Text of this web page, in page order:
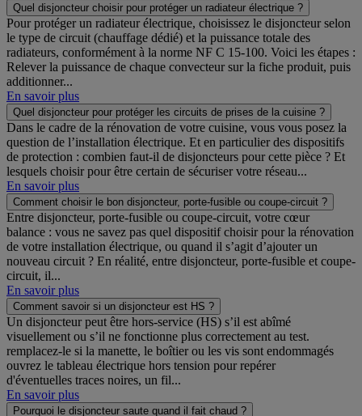
Quel disjoncteur choisir pour protéger un radiateur électrique ?
Pour protéger un radiateur électrique, choisissez le disjoncteur selon
le type de circuit (chauffage dédié) et la puissance totale des
radiateurs, conformément à la norme NF C 15-100. Voici les étapes :
Relever la puissance de chaque convecteur sur la fiche produit, puis
additionner...
En savoir plus
Quel disjoncteur pour protéger les circuits de prises de la cuisine ?
Dans le cadre de la rénovation de votre cuisine, vous vous posez la
question de l’installation électrique. Et en particulier des dispositifs
de protection : combien faut-il de disjoncteurs pour cette pièce ? Et
lesquels choisir pour être certain de sécuriser votre réseau...
En savoir plus
Comment choisir le bon disjoncteur, porte-fusible ou coupe-circuit ?
Entre disjoncteur, porte-fusible ou coupe-circuit, votre cœur
balance : vous ne savez pas quel dispositif choisir pour la rénovation
de votre installation électrique, ou quand il s’agit d’ajouter un
nouveau circuit ? En réalité, entre disjoncteur, porte-fusible et coupe-
circuit, il...
En savoir plus
Comment savoir si un disjoncteur est HS ?
Un disjoncteur peut être hors-service (HS) s’il est abîmé
visuellement ou s’il ne fonctionne plus correctement au test.
remplacez-le si la manette, le boîtier ou les vis sont endommagés
ouvrez le tableau électrique hors tension pour repérer
d'éventuelles traces noires, un fil...
En savoir plus
Pourquoi le disjoncteur saute quand il fait chaud ?